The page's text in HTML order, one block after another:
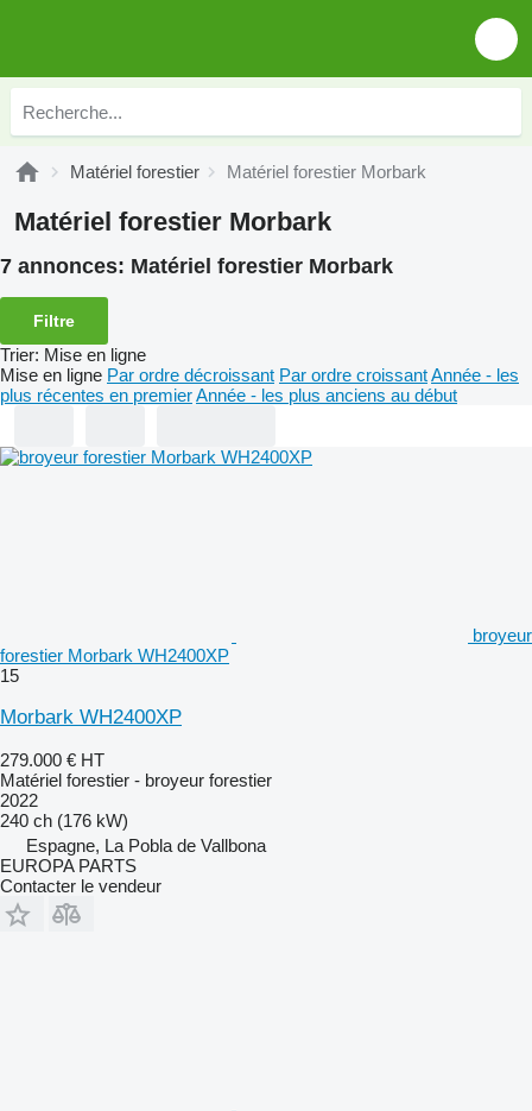
Matériel forestier Matériel forestier Morbark
Matériel forestier Morbark
7 annonces: Matériel forestier Morbark
Filtre
Trier: Mise en ligne
Mise en ligne Par ordre décroissant Par ordre croissantAnnée - les
plus récentes en premierAnnée - les plus anciens au début
broyeur
forestier Morbark WH2400XP
15
Morbark WH2400XP
279.000 € HT
Matériel forestier - broyeur forestier
2022
240 ch (176 kW)
Espagne, La Pobla de Vallbona
EUROPA PARTS
Contacter le vendeur